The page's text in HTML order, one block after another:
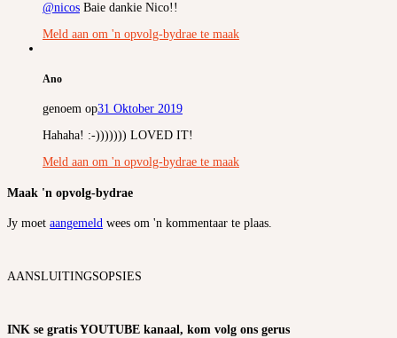
@nicos Baie dankie Nico!!
Meld aan om 'n opvolg-bydrae te maak
Ano
genoem op31 Oktober 2019
Hahaha! :-))))))) LOVED IT!
Meld aan om 'n opvolg-bydrae te maak
Maak 'n opvolg-bydrae
Jy moet aangemeld wees om 'n kommentaar te plaas.
AANSLUITINGSOPSIES
INK se gratis YOUTUBE kanaal, kom volg ons gerus